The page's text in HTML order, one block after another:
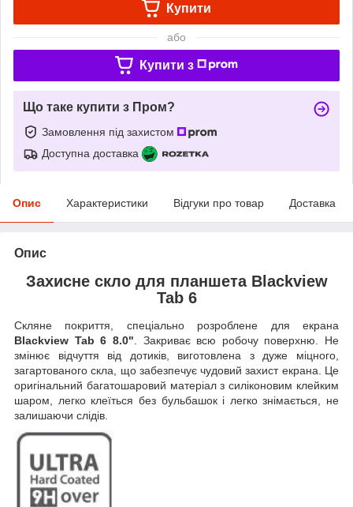
Купити
або
Купити з
Що таке купити з Пром?
Замовлення під захистом
Доступна доставка
Опис Характеристики Відгуки про товар Доставка
Опис
Захисне скло для планшета Blackview
Tab 6
Скляне покриття, спеціально розроблене для екрана
Blackview Tab 6 8.0". Закриває всю робочу поверхню. Не
змінює відчуття від дотиків, виготовлена з дуже міцного,
загартованого скла, що забезпечує чудовий захист екрана. Це
оригінальний багатошаровий матеріал з силіконовим клейким
шаром, легко клеїться без бульбашок і легко знімається, не
залишаючи слідів.